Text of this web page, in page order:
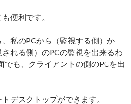
便利です。
私のPCから（監視する側）か
れる側）のPCの監視を出来るわ
でも、クライアントの側のPCを出
デスクトップができます。